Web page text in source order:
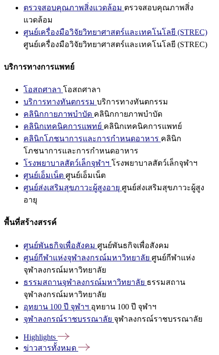
ตรวจสอบคุณภาพสิ่งแวดล้อม ตรวจสอบคุณภาพสิ่ง
แวดล้อม
ศูนย์เครื่องมือวิจัยวิทยาศาสตร์และเทคโนโลยี (STREC)
ศูนย์เครื่องมือวิจัยวิทยาศาสตร์และเทคโนโลยี (STREC)
บริการทางการแพทย์
โอสถศาลา โอสถศาลา
บริการทางทันตกรรม บริการทางทันตกรรม
คลินิกกายภาพบำบัด คลินิกกายภาพบำบัด
คลินิกเทคนิคการแพทย์ คลินิกเทคนิคการแพทย์
คลินิกโภชนาการและการกำหนดอาหาร คลินิก
โภชนาการและการกำหนดอาหาร
โรงพยาบาลสัตว์เล็กจุฬาฯ โรงพยาบาลสัตว์เล็กจุฬาฯ
ศูนย์เอ็มเน็ต ศูนย์เอ็มเน็ต
ศูนย์ส่งเสริมสุขภาวะผู้สูงอายุ ศูนย์ส่งเสริมสุขภาวะผู้สูง
อายุ
พื้นที่สร้างสรรค์
ศูนย์พันธกิจเพื่อสังคม ศูนย์พันธกิจเพื่อสังคม
ศูนย์กีฬาแห่งจุฬาลงกรณ์มหาวิทยาลัย ศูนย์กีฬาแห่ง
จุฬาลงกรณ์มหาวิทยาลัย
ธรรมสถานจุฬาลงกรณ์มหาวิทยาลัย ธรรมสถาน
จุฬาลงกรณ์มหาวิทยาลัย
อุทยาน 100 ปี จุฬาฯ อุทยาน 100 ปี จุฬาฯ
จุฬาลงกรณ์ราชบรรณาลัย จุฬาลงกรณ์ราชบรรณาลัย
Highlights
ข่าวสารทั้งหมด